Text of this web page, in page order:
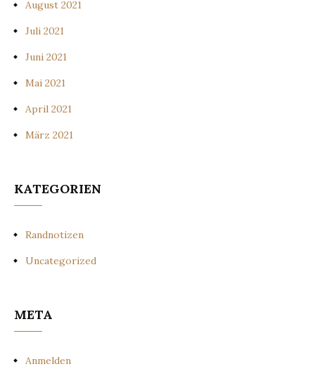
August 2021
Juli 2021
Juni 2021
Mai 2021
April 2021
März 2021
KATEGORIEN
Randnotizen
Uncategorized
META
Anmelden